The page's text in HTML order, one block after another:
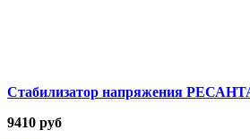
Стабилизатор напряжения
9410 руб